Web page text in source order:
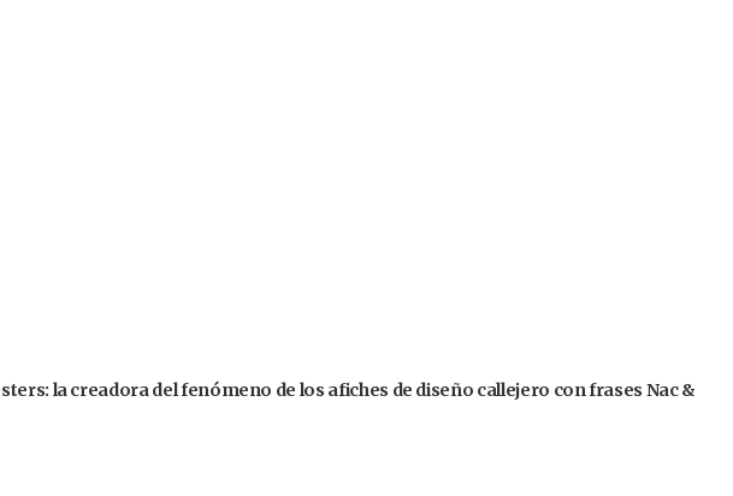
la creadora del fenómeno de los afiches de diseño callejero con frases Nac &